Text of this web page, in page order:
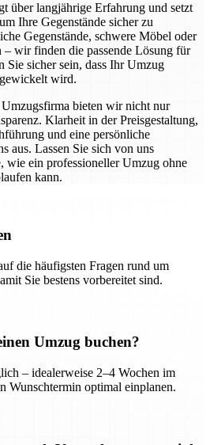
über langjährige Erfahrung und setzt
Ihre Gegenstände sicher zu
Gegenstände, schwere Möbel oder
wir finden die passende Lösung für
Sie sicher sein, dass Ihr Umzug
wird.
bieten wir nicht nur
Klarheit in der Preisgestaltung,
und eine persönliche
aus. Lassen Sie sich von uns
wie ein professioneller Umzug ohne
kann.
die häufigsten Fragen rund um
Sie bestens vorbereitet sind.
Umzug buchen?
– idealerweise 2–4 Wochen im
Wunschtermin optimal einplanen.